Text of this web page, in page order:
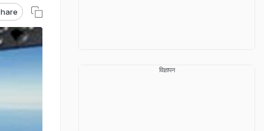
विज्ञापन